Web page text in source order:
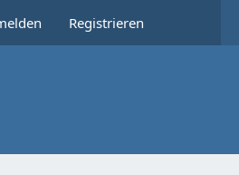
Registrieren